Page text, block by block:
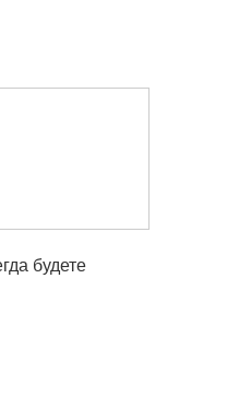
будете